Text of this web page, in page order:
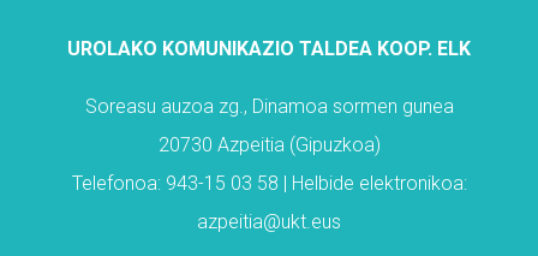
UROLAKO KOMUNIKAZIO TALDEA KOOP. ELK
Soreasu auzoa zg., Dinamoa sormen gunea
20730 Azpeitia (Gipuzkoa)
Telefonoa: 943-15 03 58 | Helbide elektronikoa:
azpeitia@ukt.eus